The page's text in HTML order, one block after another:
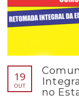
19
OUT
no